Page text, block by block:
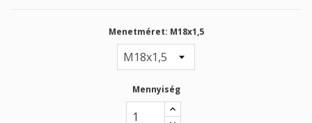
Menetméret: M18x1,5
Mennyiség